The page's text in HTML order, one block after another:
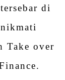
di
Take over